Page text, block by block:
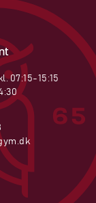
07:15-15:15